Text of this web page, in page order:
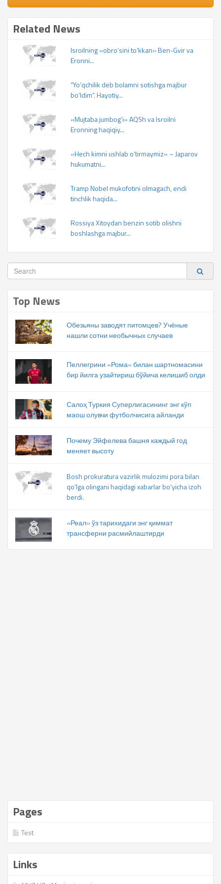
Related News
Isroilning «obro‘sini to‘kkan» Ben-Gvir va
Eronni...
“Yo‘qchilik deb bolamni sotishga majbur
bo‘ldim”. Hayotiy...
«Mujtaba jumbog‘i» AQSh va Isroilni
Eronning haqiqiy...
«Hech kimni ushlab o‘tirmaymiz» – Japarov
hukumatni...
Tramp Nobel mukofotini olmagach, endi
tinchlik haqida...
Rossiya Xitoydan benzin sotib olishni
boshlashga majbur...
Top News
Обезьяны заводят питомцев? Учёные
нашли сотни необычных случаев
Пеллегрини «Рома» билан шартномасини
бир йилга узайтириш бўйича келишиб олди
Салоҳ Туркия Суперлигасининг энг кўп
маош олувчи футболчисига айланди
Почему Эйфелева башня каждый год
меняет высоту
Bosh prokuratura vazirlik mulozimi pora bilan
qo‘lga olingani haqidagi xabarlar bo‘yicha izoh
berdi.
«Реал» ўз тарихидаги энг қиммат
трансферни расмийлаштирди
Pages
Test
Links